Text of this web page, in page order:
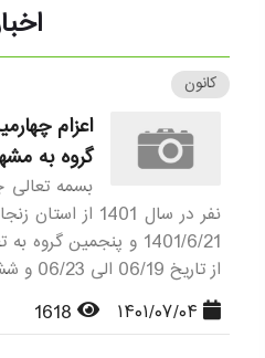
کانون
اعزام
گروه به
از تاریخ 06/19 الی 06/23 و ششمین گروه به تعداد 50 ...